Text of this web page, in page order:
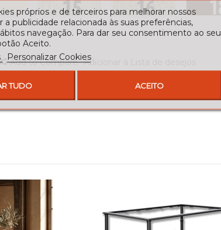
Add to Compare Adicionar à Lista de desejos
próprios e de terceiros para melhorar nossos
a publicidade relacionada às suas preferências,
navegação. Para dar seu consentimento ao seu
Aceito.
Personalizar Cookies
TUDO ACEITO